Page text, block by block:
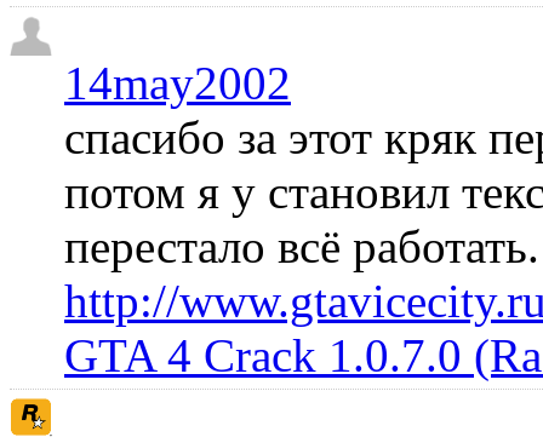
14may2002
спасибо за этот кряк
потом я у становил
перестало всё
http://
GTA 4 Crack 1.0.7.0